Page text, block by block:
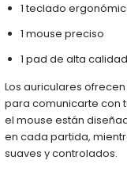
1 teclado
1 mouse preciso
1 pad de alta calidad
Los auriculares
para comunicarte con
el mouse están
en cada partida,
suaves y controlados.